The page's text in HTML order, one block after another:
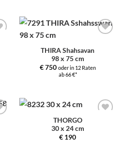
hinzufügen
THIRA Shahsavan
98 x 75 cm
€750 oder in 12 Raten
ab 66 €*
THORGO
30 x 24 cm
€ 190